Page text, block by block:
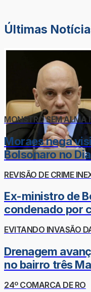
Últimas
MONSTRO SEM ALMA
Moraes nega
Bolsonaro no
REVISÃO DE CRIME
Ex-ministro de
condenado por
EVITANDO INVASÃO
Drenagem
no bairro três
24º COMARCA DE RO